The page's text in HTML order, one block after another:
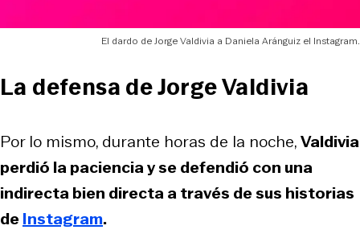
El dardo de Jorge Valdivia a Daniela Aránguiz el Instagram.
La defensa de Jorge Valdivia
Por lo mismo, durante horas de la noche,Valdivia
perdió la paciencia y se defendió con una
indirecta bien directa a través de sus historias
deInstagram.